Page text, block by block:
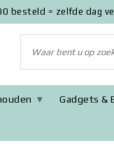
besteld = zelfde dag
Gadgets &
Klok 60CM Rond